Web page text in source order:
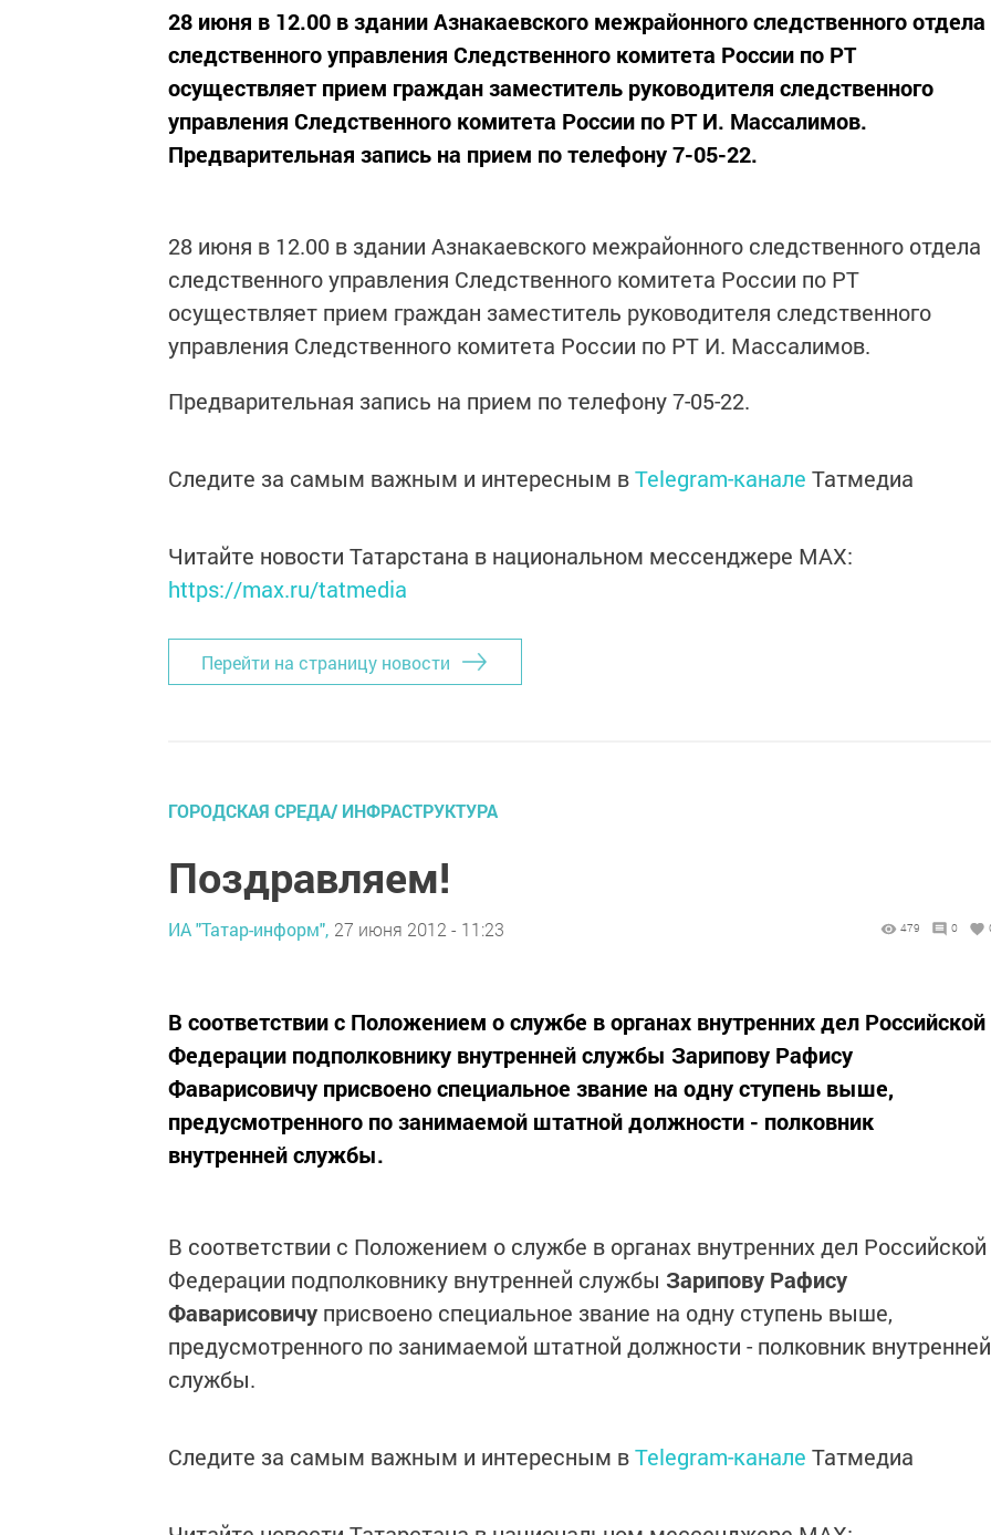
28 июня в 12.00 в здании Азнакаевского межрайонного следственного отдела
следственного управления Следственного комитета России по РТ
осуществляет прием граждан заместитель руководителя следственного
управления Следственного комитета России по РТ И. Массалимов.
Предварительная запись на прием по телефону 7-05-22.
28 июня в 12.00 в здании Азнакаевского межрайонного следственного отдела
следственного управления Следственного комитета России по РТ
осуществляет прием граждан заместитель руководителя следственного
управления Следственного комитета России по РТ И. Массалимов.
Предварительная запись на прием по телефону 7-05-22.
Следите за самым важным и интересным вTelegram-канале Татмедиа
Читайте новости Татарстана в национальном мессенджере MАХ:
https://max.ru/tatmedia
Перейти на страницу новости
ГОРОДСКАЯ СРЕДА/ ИНФРАСТРУКТУРА
Поздравляем!
ИА "Татар-информ", 27 июня 2012 - 11:23 479 0
В соответствии с Положением о службе в органах внутренних дел Российской
Федерации подполковнику внутренней службы Зарипову Рафису
Фаварисовичу присвоено специальное звание на одну ступень выше,
предусмотренного по занимаемой штатной должности - полковник
внутренней службы.
В соответствии с Положением о службе в органах внутренних дел Российской
Федерации подполковнику внутренней службы Зарипову Рафису
Фаварисовичу присвоено специальное звание на одну ступень выше,
предусмотренного по занимаемой штатной должности - полковник внутренней
службы.
Следите за самым важным и интересным вTelegram-канале Татмедиа